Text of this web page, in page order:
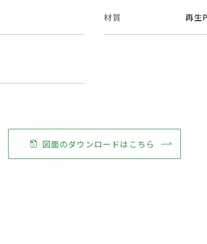
材質 再生
図面のダウンロードはこちら